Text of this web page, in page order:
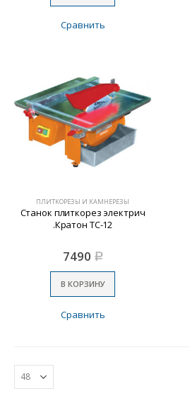
Сравнить
ПЛИТКОРЕЗЫ И КАМНЕРЕЗЫ
Станок плиткорез электрич
.Кратон ТС-12
7490 Р
В КОРЗИНУ
Сравнить